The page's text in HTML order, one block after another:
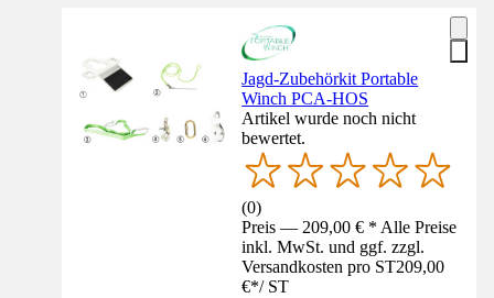
Jagd-Zubehörkit Portable
Winch PCA-HOS
Artikel wurde noch nicht
bewertet.
(0)
Preis — 209,00 € * Alle Preise
inkl. MwSt. und ggf. zzgl.
Versandkosten pro ST209,00
€*/ ST